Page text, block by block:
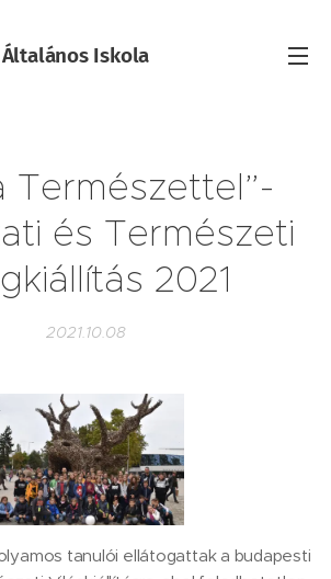
Iskola
Természettel”-
és Természeti
2021
2021.10.08
tanulói ellátogattak a budapesti